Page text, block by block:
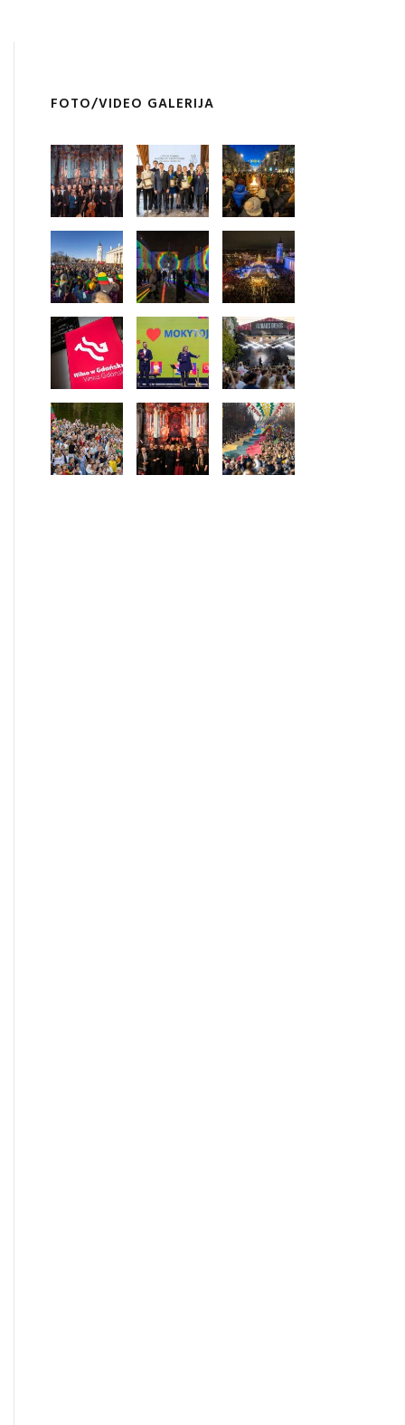
FOTO/VIDEO GALERIJA